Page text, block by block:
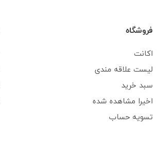
فروشگاه
اکانت
لیست علاقه مندی
سبد خرید
اخیرا مشاهده شده
تسویه حساب